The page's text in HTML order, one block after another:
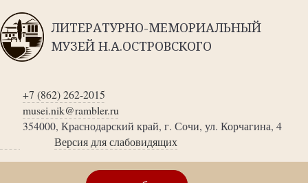
ЛИТЕРАТУРНО-МЕМОРИАЛЬНЫЙ
МУЗЕЙ Н.А.ОСТРОВСКОГО
+7 (862) 262-2015
musei.nik@rambler.ru
354000, Краснодарский край, г. Сочи, ул. Корчагина, 4
Версия для слабовидящих